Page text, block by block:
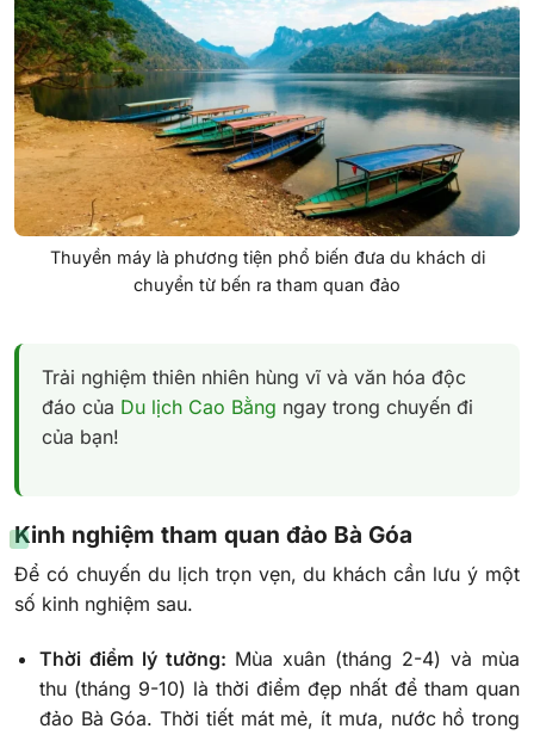
Thuyền máy là phương tiện phổ biến đưa du khách di
chuyển từ bến ra tham quan đảo
Trải nghiệm thiên nhiên hùng vĩ và văn hóa độc
đáo của Du lịch Cao Bằng ngay trong chuyến đi
của bạn!
Kinh nghiệm tham quan đảo Bà Góa
Để có chuyến du lịch trọn vẹn, du khách cần lưu ý một
số kinh nghiệm sau.
Thời điểm lý tưởng: Mùa xuân (tháng 2-4) và mùa
thu (tháng 9-10) là thời điểm đẹp nhất để tham quan
đảo Bà Góa. Thời tiết mát mẻ, ít mưa, nước hồ trong